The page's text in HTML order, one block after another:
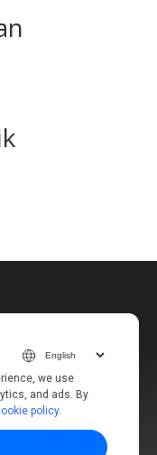
we use
and ads. By
policy.